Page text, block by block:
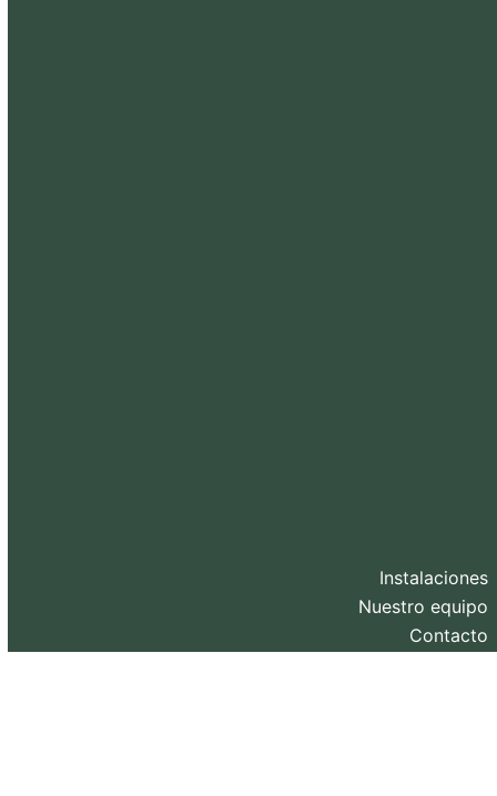
Instalaciones
Nuestro equipo
Contacto